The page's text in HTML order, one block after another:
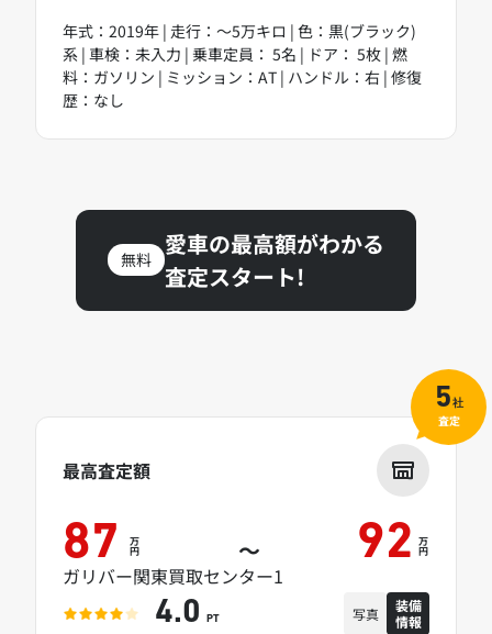
年式：2019年 | 走行：～5万キロ | 色：黒(ブラック)
系 | 車検：未入力 | 乗車定員： 5名 | ドア： 5枚 | 燃
料：ガソリン | ミッション：AT | ハンドル：右 | 修復
歴：なし
無料
愛車の最高額がわかる
査定スタート!
最高査定額
87 万
円 ～ 92 万
円
ガリバー関東買取センター1
4.0 PT 写真
装備
情報
5社
査定